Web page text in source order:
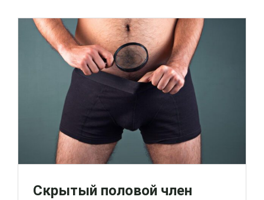
Скрытый половой член